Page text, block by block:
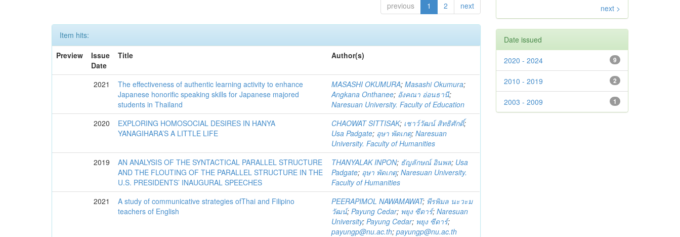
previous 1 2 next
Item hits:
Preview
Issue
Date
Title Author(s)
2021
The effectiveness of authentic learning activity to enhance
Japanese honorific speaking skills for Japanese majored
students in Thailand
MASASHI OKUMURA;Masashi Okumura;
Angkana Onthanee; อังคณา อ่อนธานี;
Naresuan University. Faculty of Education
2020
EXPLORING HOMOSOCIAL DESIRES IN HANYA
YANAGIHARA’S A LITTLE LIFE
CHAOWAT SITTISAK; เชาว์วัฒน์ สิทธิศักดิ์;
Usa Padgate; อุษา พัดเกตุ;Naresuan
University. Faculty of Humanities
2019
AN ANALYSIS OF THE SYNTACTICAL PARALLEL STRUCTURE
AND THE FLOUTING OF THE PARALLEL STRUCTURE IN THE
U.S. PRESIDENTS’ INAUGURAL SPEECHES
THANYALAK INPON; ธัญลักษณ์ อินพล; Usa
Padgate; อุษา พัดเกตุ;Naresuan University.
Faculty of Humanities
2021
A study of communicative strategies ofThai and Filipino
teachers of English
PEERAPIMOL NAWAMAWAT; พีรพิมล นะวะม
วัฒน์;Payung Cedar; พยุง ซีดาร์;Naresuan
University;Payung Cedar; พยุง ซีดาร์;
payungp@nu.ac.th;payungp@nu.ac.th
next >
Date issued
9
2020 - 2024
2
2010 - 2019
1
2003 - 2009